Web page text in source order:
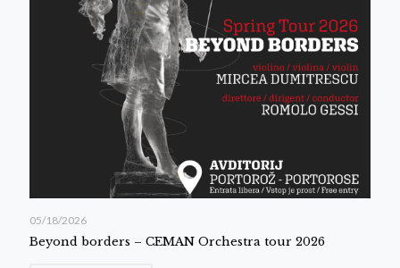
05/18/2026
Beyond borders – CEMAN Orchestra tour 2026